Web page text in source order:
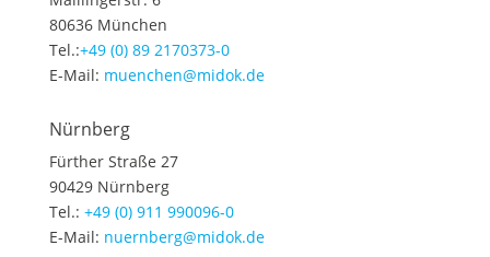
80636 München
Tel.:+49 (0) 89 2170373-0
E-Mail: muenchen@midok.de
Nürnberg
Fürther Straße 27
90429 Nürnberg
Tel.: +49 (0) 911 990096-0
E-Mail: nuernberg@midok.de